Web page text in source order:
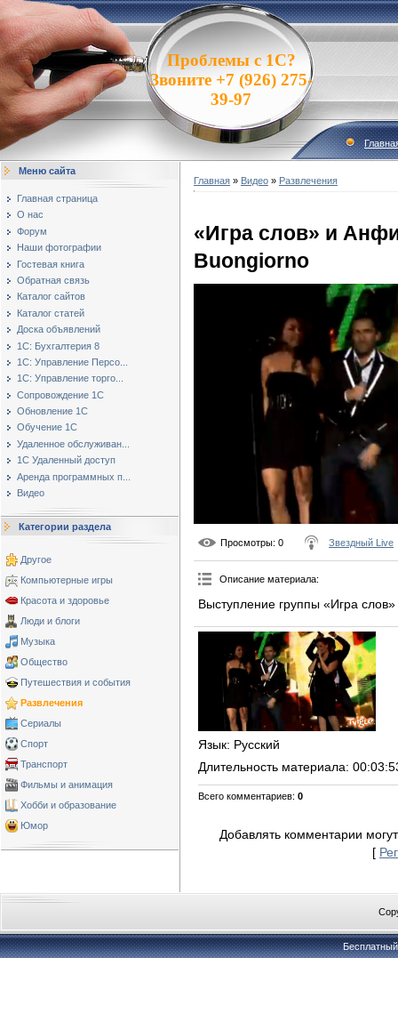
Проблемы с 1С?
Звоните +7 (926) 275-
39-97
Меню сайта
Главная страница
О нас
Форум
Наши фотографии
Гостевая книга
Обратная связь
Каталог сайтов
Каталог статей
Доска объявлений
1С: Бухгалтерия 8
1С: Управление Персо...
1С: Управление торго...
Сопровождение 1С
Обновление 1С
Обучение 1С
Удаленное обслуживан...
1С Удаленный доступ
Аренда программных п...
Видео
Категории раздела
Другое
Компьютерные игры
Красота и здоровье
Люди и блоги
Музыка
Общество
Путешествия и события
Развлечения
Сериалы
Спорт
Транспорт
Фильмы и анимация
Хобби и образование
Юмор
Главная » Видео » Развлечения
«Игра слов» и
Buongiorno
Просмотры: 0 Звездный Live
Описание материала:
Выступление группы «Игра
Язык: Русский
Длительность материала:
Всего комментариев: 0
Добавлять комментарии
[